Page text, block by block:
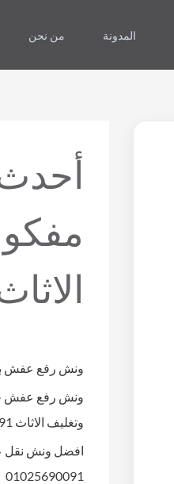
المدونة من نحن
ونش رفع عفش
ونش رفع عفش
وتغليف الاثاث 01025690091
افضل ونش نقل
01025690091